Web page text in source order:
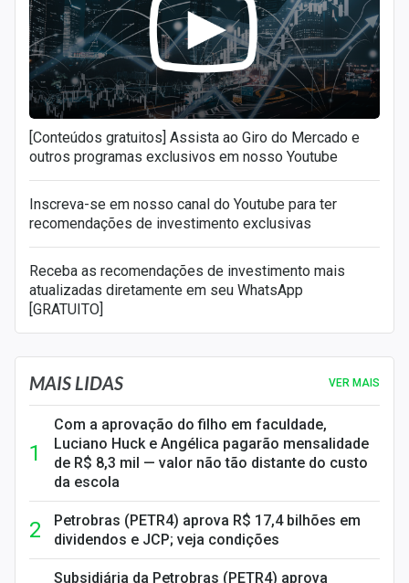
[Conteúdos gratuitos] Assista ao Giro do Mercado e
outros programas exclusivos em nosso Youtube
Inscreva-se em nosso canal do Youtube para ter
recomendações de investimento exclusivas
Receba as recomendações de investimento mais
atualizadas diretamente em seu WhatsApp
[GRATUITO]
MAIS LIDAS VER MAIS
Com a aprovação do filho em faculdade,
Luciano Huck e Angélica pagarão mensalidade
de R$ 8,3 mil — valor não tão distante do custo
da escola
Petrobras (PETR4) aprova R$ 17,4 bilhões em
dividendos e JCP; veja condições
Subsidiária da Petrobras (PETR4) aprova